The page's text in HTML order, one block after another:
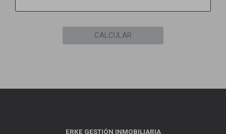
CALCULAR
ERKE GESTIÓN INMOBILIARIA